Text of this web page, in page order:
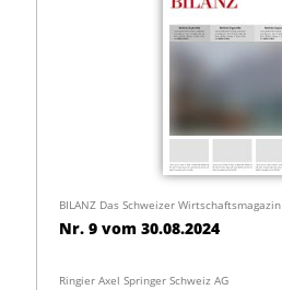
BILANZ Das Schweizer Wirtschaftsmagazin
Nr. 9 vom 30.08.2024
Ringier Axel Springer Schweiz AG